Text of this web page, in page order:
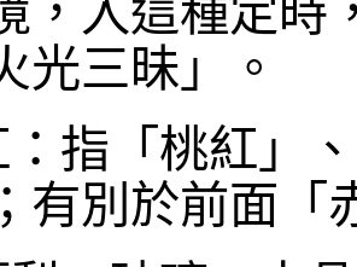
，入這種定時
光三昧」。
：指「桃紅」
有別於前面「